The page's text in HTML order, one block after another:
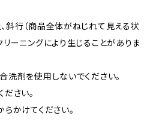
斜行（商品全体がねじれて見える状
リーニングにより生じることがありま
剤を使用しないでください。
さい。
かけてください。